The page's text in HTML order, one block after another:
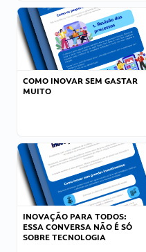
COMO INOVAR SEM GASTAR
MUITO
INOVAÇÃO PARA TODOS:
ESSA CONVERSA NÃO É SÓ
SOBRE TECNOLOGIA